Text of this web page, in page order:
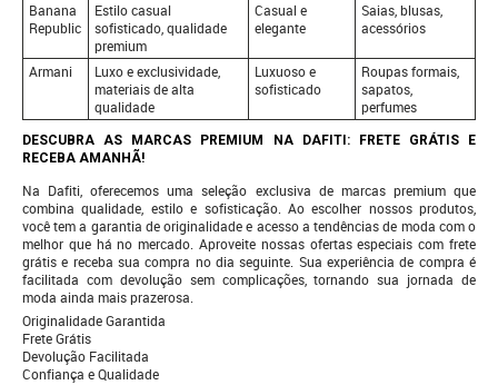
Banana
Republic
Estilo casual
sofisticado, qualidade
premium
Casual e
elegante
Saias, blusas,
acessórios
Armani
Luxo e exclusividade,
materiais de alta
qualidade
Luxuoso e
sofisticado
Roupas formais,
sapatos,
perfumes
DESCUBRA AS MARCAS PREMIUM NA DAFITI: FRETE GRÁTIS E
RECEBA AMANHÃ!
Na Dafiti, oferecemos uma seleção exclusiva de marcas premium que
combina qualidade, estilo e sofisticação. Ao escolher nossos produtos,
você tem a garantia de originalidade e acesso a tendências de moda com o
melhor que há no mercado. Aproveite nossas ofertas especiais com frete
grátis e receba sua compra no dia seguinte. Sua experiência de compra é
facilitada com devolução sem complicações, tornando sua jornada de
moda ainda mais prazerosa.
Originalidade Garantida
Frete Grátis
Devolução Facilitada
Confiança e Qualidade